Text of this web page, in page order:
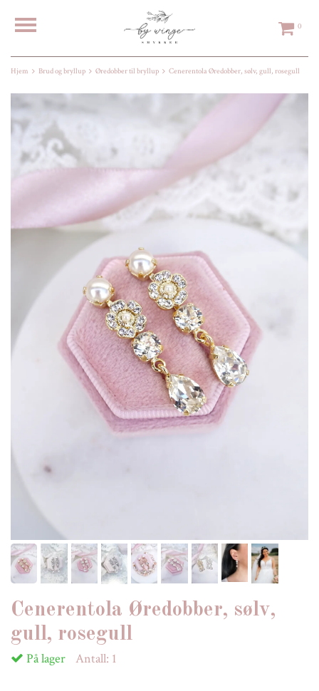
0
Hjem Brud og bryllup Øredobber til bryllup Cenerentola Øredobber, sølv, gull, rosegull
Cenerentola Øredobber, sølv,
gull, rosegull
På lager Antall: 1